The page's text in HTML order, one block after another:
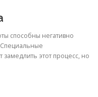
способны негативно
Специальные
этот процесс, но